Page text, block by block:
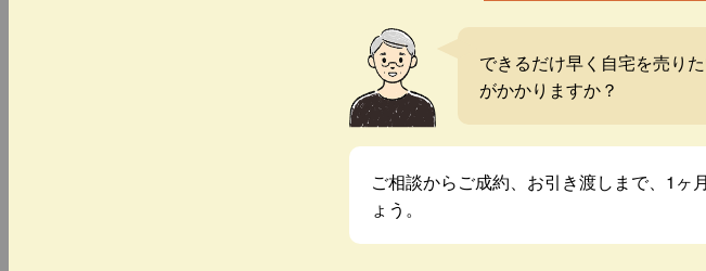
できるだけ早く自宅を売り
がかかりますか？
ご相談からご成約、お引き渡しまで、1ヶ
ょう。